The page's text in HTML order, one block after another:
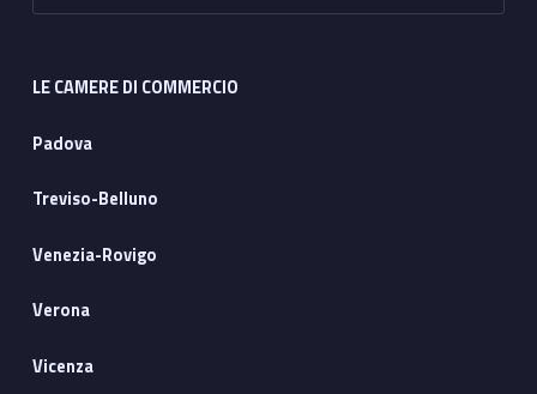
LE CAMERE DI COMMERCIO
Padova
Treviso-Belluno
Venezia-Rovigo
Verona
Vicenza